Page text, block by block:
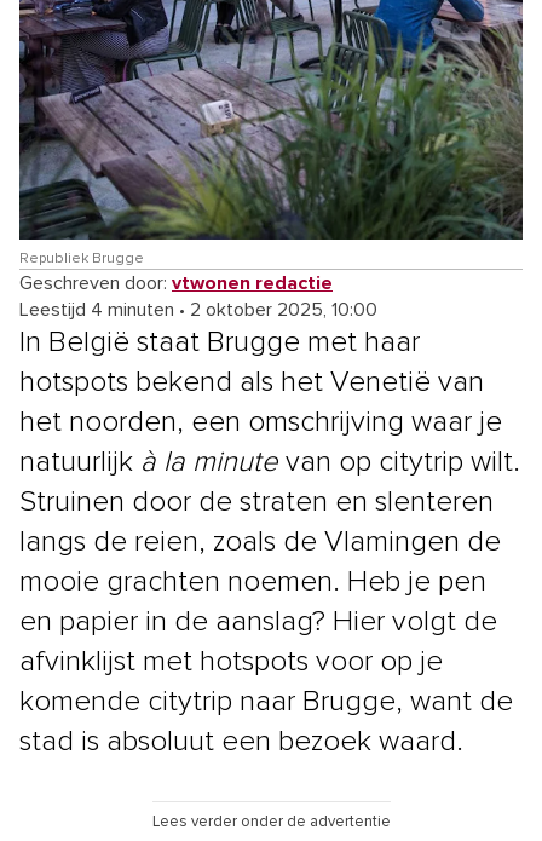
Republiek Brugge
Geschreven door: vtwonen redactie
Leestijd 4 minuten • 2 oktober 2025, 10:00
In België staat Brugge met haar
hotspots bekend als het Venetië van
het noorden, een omschrijving waar je
natuurlijk à la minute van op citytrip wilt.
Struinen door de straten en slenteren
langs de reien, zoals de Vlamingen de
mooie grachten noemen. Heb je pen
en papier in de aanslag? Hier volgt de
afvinklijst met hotspots voor op je
komende citytrip naar Brugge, want de
stad is absoluut een bezoek waard.
Lees verder onder de advertentie